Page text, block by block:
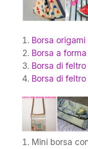
Borsa
Borsa a
Borsa di
Borsa di
Mini borsa